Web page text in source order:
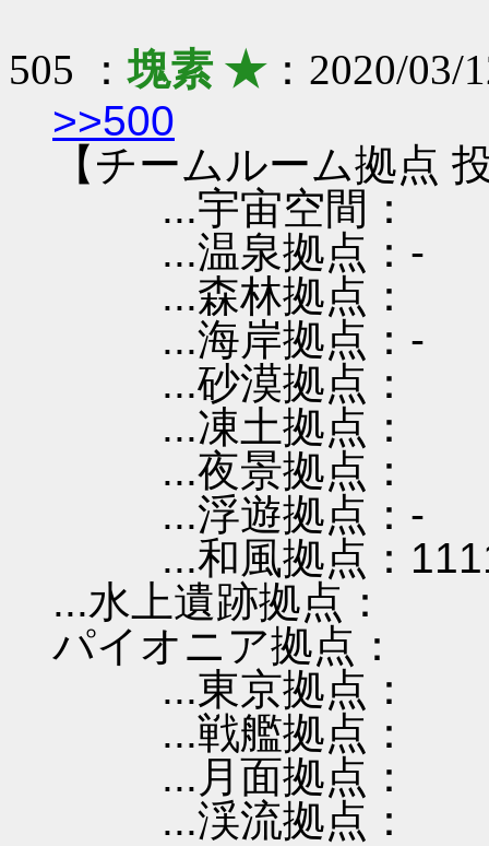
505 ：塊素 ★：2020/03/
>>500
【チームルーム拠点
...宇宙空間：
...温泉拠点：-
...森林拠点：
...海岸拠点：-
...砂漠拠点：
...凍土拠点：
...夜景拠点：
...浮遊拠点：-
...和風拠点：
...水上遺跡拠点：
パイオニア拠点：
...東京拠点：
...戦艦拠点：
...月面拠点：
...渓流拠点：